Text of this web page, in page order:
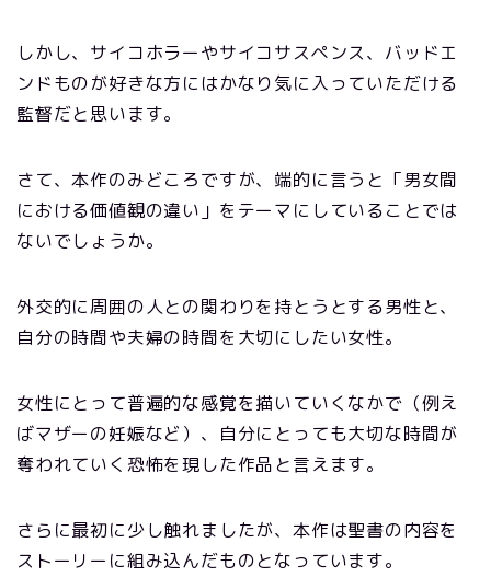
しかし、サイコホラーやサイコサスペンス、バッドエ
ンドものが好きな方にはかなり気に入っていただける
監督だと思います。
さて、本作のみどころですが、端的に言うと「男女間
における価値観の違い」をテーマにしていることでは
ないでしょうか。
外交的に周囲の人との関わりを持とうとする男性と、
自分の時間や夫婦の時間を大切にしたい女性。
女性にとって普遍的な感覚を描いていくなかで（例え
ばマザーの妊娠など）、自分にとっても大切な時間が
奪われていく恐怖を現した作品と言えます。
さらに最初に少し触れましたが、本作は聖書の内容を
ストーリーに組み込んだものとなっています。